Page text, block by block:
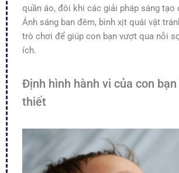
quần áo, đôi khi các giải pháp sáng tạo
Ánh sáng ban đêm, bình xịt quái vật
trò chơi để giúp con bạn vượt qua nỗi
ích.
Định hình hành vi của con
thiết